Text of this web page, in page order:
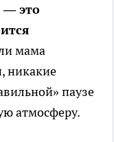
— это
мама
никакие
паузе
атмосферу.